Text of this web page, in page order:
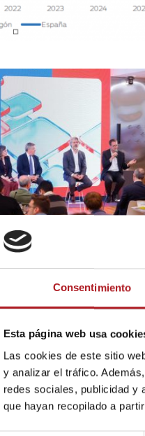
Consentimiento
Esta página web usa
Las cookies de este sitio
y analizar el tráfico.
redes sociales, publicidad y
que hayan recopilado a